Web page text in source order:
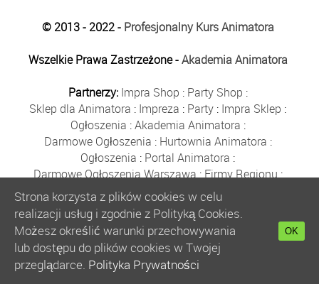
© 2013 - 2022 - Profesjonalny Kurs Animatora
Wszelkie Prawa Zastrzeżone -Akademia Animatora
Partnerzy: Impra Shop : Party Shop :
Sklep dla Animatora : Impreza : Party : Impra Sklep :
Ogłoszenia :Akademia Animatora :
Darmowe Ogłoszenia : Hurtownia Animatora :
Ogłoszenia : Portal Animatora :
Darmowe Ogłoszenia Warszawa:Firmy Regionu:
Płyn do Baniek:Solidne Firmy Ogłoszenia
Kurs Animatora:Solidna Firma:Bezpłatne Ogłoszenia
Animator Czasu Wolnego:
Bezpłatne Ogłoszenia Warszawa:sklep animatora:
Bańki Mydlane:Bezpłatne Ogłoszenia
Szkolenie Animatorów:Kurs Animatora
Strona korzysta z plików cookies w celu
realizacji usług i zgodnie z Polityką Cookies.
Możesz określić warunki przechowywania
lub dostępu do plików cookies w Twojej
przeglądarce. Polityka Prywatności
OK